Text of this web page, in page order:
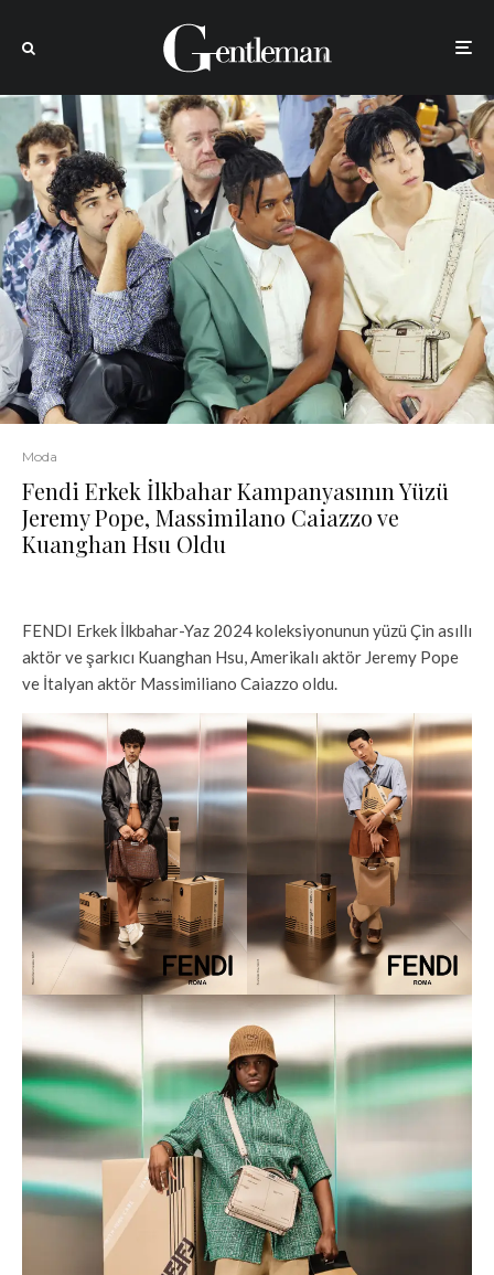
Moda
Fendi Erkek İlkbahar Kampanyasının Yüzü
Jeremy Pope, Massimilano Caiazzo ve
Kuanghan Hsu Oldu
FENDI Erkek İlkbahar-Yaz 2024 koleksiyonunun yüzü Çin asıllı
aktör ve şarkıcı Kuanghan Hsu, Amerikalı aktör Jeremy Pope
ve İtalyan aktör Massimiliano Caiazzo oldu.